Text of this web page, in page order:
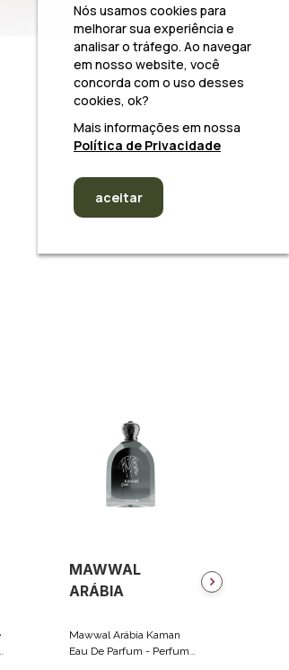
MAWWAL
ARÁBIA
Mawwal Arábia Kaman
Eau De Parfum - Perfume
Nós usamos cookies para
melhorar sua experiência e
analisar o tráfego. Ao navegar
em nosso website, você
concorda com o uso desses
cookies, ok?
Mais informações em nossa
Política de Privacidade
aceitar